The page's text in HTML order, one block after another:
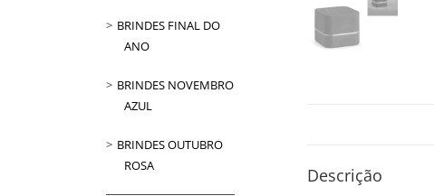
Descrição
BRINDES FINAL DO
ANO
BRINDES NOVEMBRO
AZUL
BRINDES OUTUBRO
ROSA